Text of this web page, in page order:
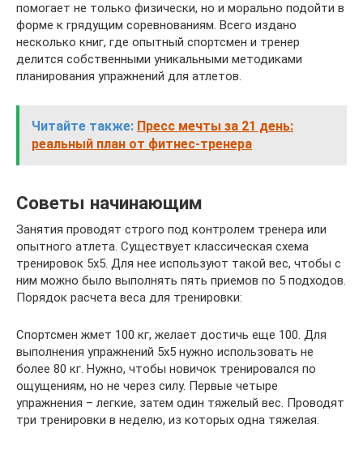
помогает не только физически, но и морально подойти в
форме к грядущим соревнованиям. Всего издано
несколько книг, где опытный спортсмен и тренер
делится собственными уникальными методиками
планирования упражнений для атлетов.
Читайте также: Пресс мечты за 21 день:
реальный план от фитнес-тренера
Советы начинающим
Занятия проводят строго под контролем тренера или
опытного атлета. Существует классическая схема
тренировок 5х5. Для нее используют такой вес, чтобы с
ним можно было выполнять пять приемов по 5 подходов.
Порядок расчета веса для тренировки:
Спортсмен жмет 100 кг, желает достичь еще 100. Для
выполнения упражнений 5х5 нужно использовать не
более 80 кг. Нужно, чтобы новичок тренировался по
ощущениям, но не через силу. Первые четыре
упражнения – легкие, затем один тяжелый вес. Проводят
три тренировки в неделю, из которых одна тяжелая.